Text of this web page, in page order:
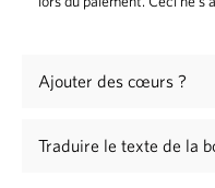
Ajouter des cœurs ?
Traduire le texte de la